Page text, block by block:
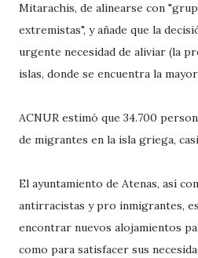
Mitarachis, de alinearse con
extremistas", y añade que la
urgente necesidad de aliviar (la
islas, donde se encuentra la
ACNUR estimó que 34.700
de migrantes en la isla griega,
El ayuntamiento de Atenas, así
antirracistas y pro inmigrantes,
encontrar nuevos alojamientos
como para satisfacer sus